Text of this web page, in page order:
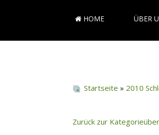
HOME ÜBER
Startseite » 2010
Zurück zur